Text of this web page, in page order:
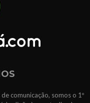
comunicação, somos o 1º